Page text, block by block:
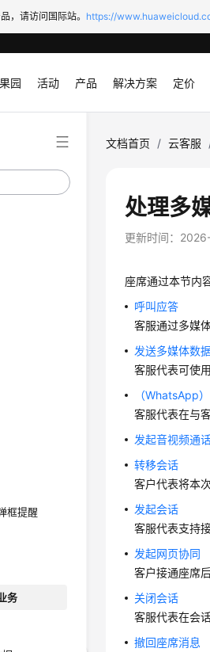
，请访问国际站。 https://
园 活动 产品 解决方案 定价
框提醒
务
文档首页 / 云客服
处理多
更新时间：
座席通过本节内
呼叫应答
客服通过多媒
发送多媒体数
客服代表可使
（WhatsApp
客服代表在与
发起音视频通
转移会话
客户代表将本
发起会话
客服代表支持
发起网页协同
客户接通座席
关闭会话
客服代表在会
撤回座席消息